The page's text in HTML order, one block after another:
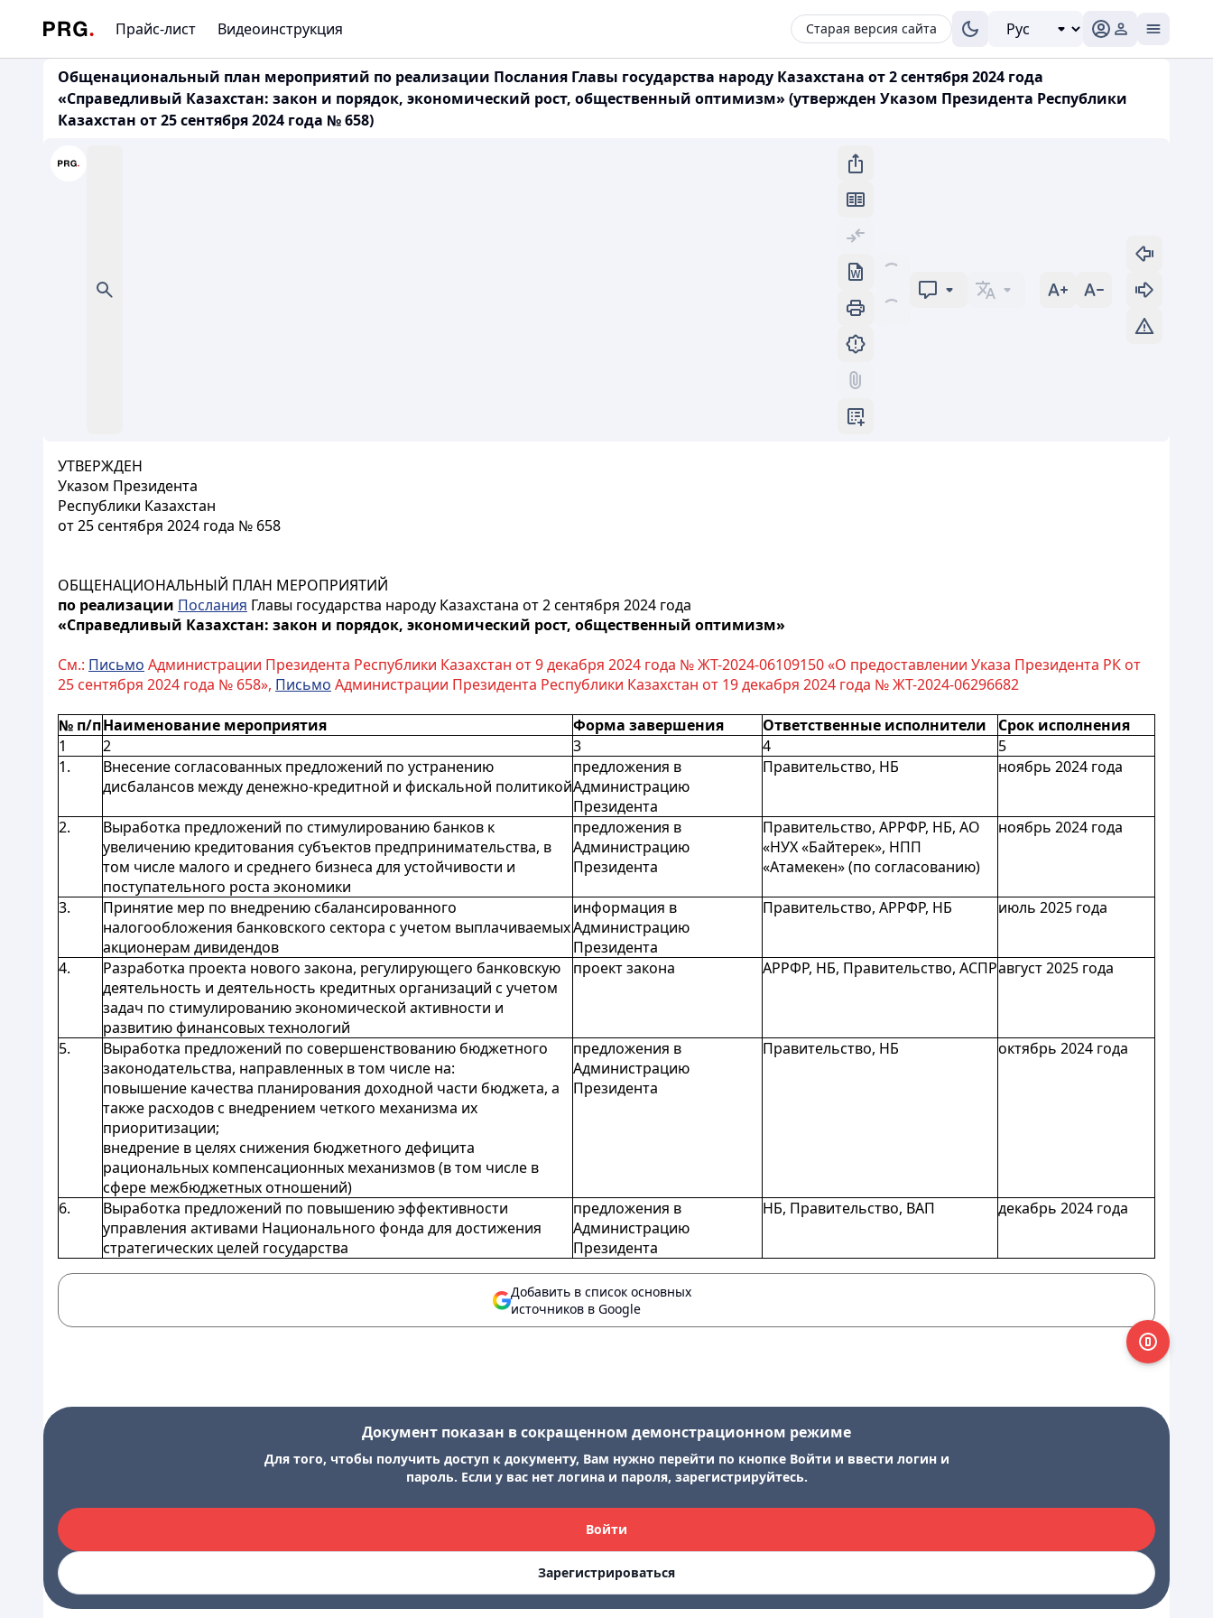
Прайс-лист Видеоинструкция Старая версия сайта
Общенациональный план мероприятий по реализации Послания Главы государства народу Казахстана от 2 сентября 2024 года
«Справедливый Казахстан: закон и порядок, экономический рост, общественный оптимизм» (утвержден Указом Президента Республики
Казахстан от 25 сентября 2024 года № 658)
УТВЕРЖДЕН
Указом Президента
Республики Казахстан
от 25 сентября 2024 года № 658
ОБЩЕНАЦИОНАЛЬНЫЙ ПЛАН МЕРОПРИЯТИЙ
по реализации Послания Главы государства народу Казахстана от 2 сентября 2024 года
«Справедливый Казахстан: закон и порядок, экономический рост, общественный оптимизм»
См.: Письмо Администрации Президента Республики Казахстан от 9 декабря 2024 года № ЖТ-2024-06109150 «О предоставлении Указа Президента РК от
25 сентября 2024 года № 658», Письмо Администрации Президента Республики Казахстан от 19 декабря 2024 года № ЖТ-2024-06296682
№ п/пНаименование мероприятия Форма завершения Ответственные исполнители
Срок исполнения
1
2 3 4
5
1.
Внесение согласованных предложений по устранению
дисбалансов между денежно-кредитной и фискальной политикой
предложения в
Администрацию
Президента
Правительство, НБ ноябрь 2024 года
2.
Выработка предложений по стимулированию банков к
увеличению кредитования субъектов предпринимательства, в
том числе малого и среднего бизнеса для устойчивости и
поступательного роста экономики
предложения в
Администрацию
Президента
Правительство, АРРФР, НБ, АО
«НУХ «Байтерек», НПП
«Атамекен» (по согласованию)
ноябрь 2024 года
3.
Принятие мер по внедрению сбалансированного
налогообложения банковского сектора с учетом выплачиваемых
акционерам дивидендов
информация в
Администрацию
Президента
Правительство, АРРФР, НБ июль 2025 года
4.
Разработка проекта нового закона, регулирующего банковскую
деятельность и деятельность кредитных организаций с учетом
задач по стимулированию экономической активности и
развитию финансовых технологий
проект закона АРРФР, НБ, Правительство, АСПРавгуст 2025 года
5.
Выработка предложений по совершенствованию бюджетного
законодательства, направленных в том числе на:
повышение качества планирования доходной части бюджета, а
также расходов с внедрением четкого механизма их
приоритизации;
внедрение в целях снижения бюджетного дефицита
рациональных компенсационных механизмов (в том числе в
сфере межбюджетных отношений)
предложения в
Администрацию
Президента
Правительство, НБ октябрь 2024 года
6.
Выработка предложений по повышению эффективности
управления активами Национального фонда для достижения
стратегических целей государства
предложения в
Администрацию
Президента
НБ, Правительство, ВАП декабрь 2024 года
Добавить в список основных
источников в Google
Документ показан в сокращенном демонстрационном режиме
Для того, чтобы получить доступ к документу, Вам нужно перейти по кнопке Войти и ввести логин и
пароль. Если у вас нет логина и пароля, зарегистрируйтесь.
Войти
Зарегистрироваться